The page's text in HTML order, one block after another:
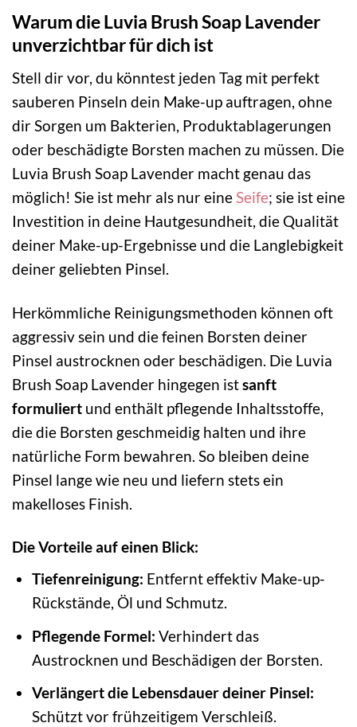
Warum die Luvia Brush Soap Lavender
unverzichtbar für dich ist
Stell dir vor, du könntest jeden Tag mit perfekt
sauberen Pinseln dein Make-up auftragen, ohne
dir Sorgen um Bakterien, Produktablagerungen
oder beschädigte Borsten machen zu müssen. Die
Luvia Brush Soap Lavender macht genau das
möglich! Sie ist mehr als nur eine Seife; sie ist eine
Investition in deine Hautgesundheit, die Qualität
deiner Make-up-Ergebnisse und die Langlebigkeit
deiner geliebten Pinsel.
Herkömmliche Reinigungsmethoden können oft
aggressiv sein und die feinen Borsten deiner
Pinsel austrocknen oder beschädigen. Die Luvia
Brush Soap Lavender hingegen istsanft
formuliert und enthält pflegende Inhaltsstoffe,
die die Borsten geschmeidig halten und ihre
natürliche Form bewahren. So bleiben deine
Pinsel lange wie neu und liefern stets ein
makelloses Finish.
Die Vorteile auf einen Blick:
Tiefenreinigung: Entfernt effektiv Make-up-
Rückstände, Öl und Schmutz.
Pflegende Formel: Verhindert das
Austrocknen und Beschädigen der Borsten.
Verlängert die Lebensdauer deiner Pinsel:
Schützt vor frühzeitigem Verschleiß.